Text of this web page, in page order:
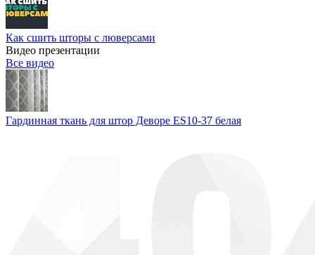
Как сшить шторы с люверсами
Видео презентации
Все видео
Гардинная ткань для штор Деворе ES10-37 белая